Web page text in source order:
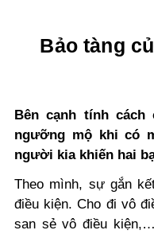
Bảo tàng
Bên cạnh tính cách
ngưỡng mộ khi có
người kia khiến hai
Theo mình, sự gắn
điều kiện. Cho đi vô
san sẻ vô điều